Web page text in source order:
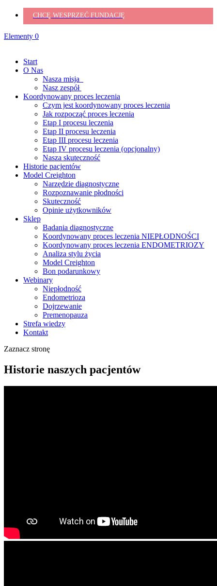
CHCĘ WESPRZEĆ FUNDACJĘ
Elementy 0
Start
O Nas
Nasza misja
Nasz zespół
Koordynowany proces leczenia
Czym jest koordynowany proces leczenia
Jak rozpocząć proces leczenia
Etap I procesu leczenia
Etap II procesu leczenia
Etap III procesu leczenia
Etap IV procesu leczenia (opcjonalny)
Nasza skuteczność
Historie pacjentów
Model Creighton
Narzędzie diagnostyczne
Rozpoznawanie płodności
Skuteczność
Opinie użytkowników
Sklep
Badania diagnostyczne
Koordynowany proces leczenia NIEPŁODNOŚCI
Koordynowany proces leczenia ENDOMETRIOZY
Analiza stylu życia
Model Creighton
Bon podarunkowy
Webinary
Niepłodność
Endometrioza
Dojrzewanie
Premenopauza
Strefa wiedzy
Kontakt
Zaznacz stronę
Historie naszych pacjentów